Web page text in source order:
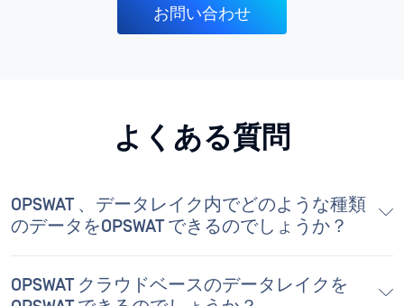
お問い合わせ
よくある質問
OPSWAT 、データレイク内でどのような種類
のデータをOPSWAT できるのでしょうか？
OPSWAT クラウドベースのデータレイクを